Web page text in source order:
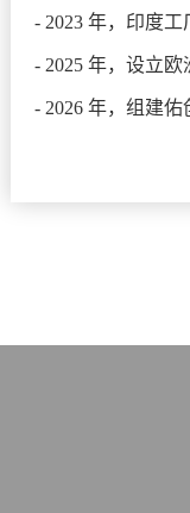
- 2023 年，印度
- 2025 年，设立
- 2026 年，组建